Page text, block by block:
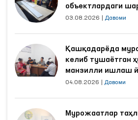
объектлардаги
яхшиланди
03.08.2026 Давоми
Қашқадарёда
келиб тушаётган
манзилли ишлаш
04.08.2026 Давоми
Мурожаатлар